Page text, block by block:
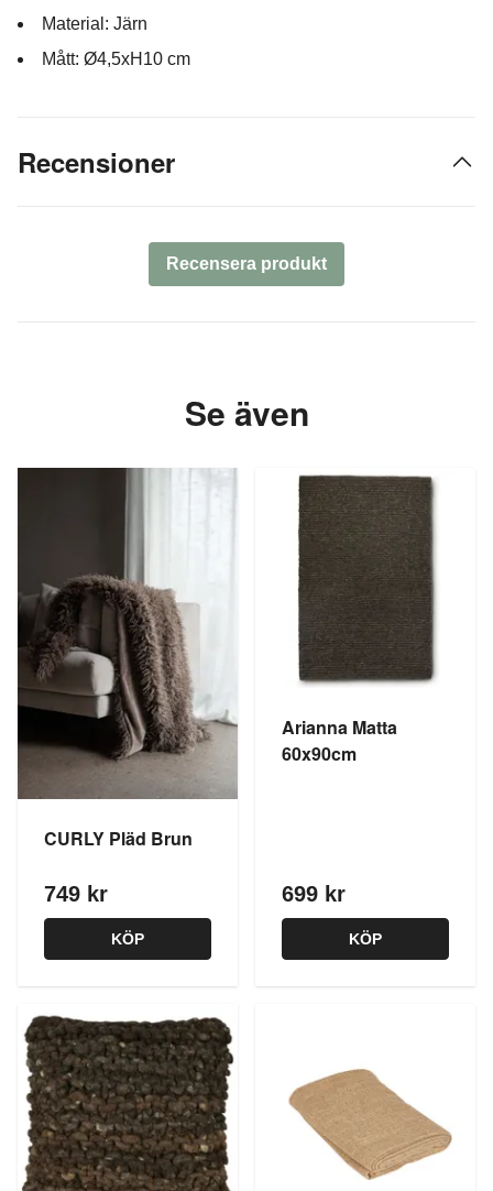
Material: Järn
Mått: Ø4,5xH10 cm
Recensioner
Recensera produkt
Se även
CURLY Pläd Brun
749 kr
KÖP
Arianna Matta
60x90cm
699 kr
KÖP